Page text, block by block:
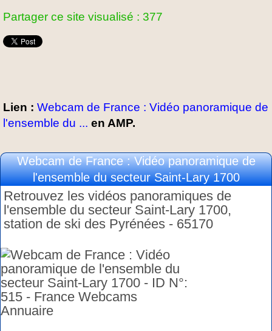
Partager ce site visualisé : 377
Lien : Webcam de France : Vidéo panoramique de
l'ensemble du ... en AMP.
Webcam de France : Vidéo panoramique de
l'ensemble du secteur Saint-Lary 1700
Retrouvez les vidéos panoramiques de
l'ensemble du secteur Saint-Lary 1700,
station de ski des Pyrénées - 65170